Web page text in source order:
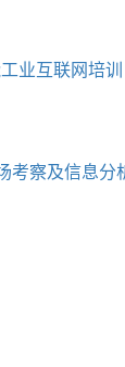
业互联网培训
考察及信息分